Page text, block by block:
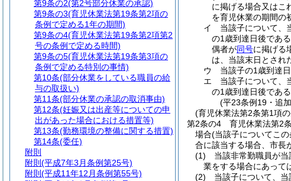
に掲げる場合又はこ
を育児休業の期間の
イ
当該子について、
の1歳到達日後であ
偶者が同号に掲げる
は、当該末日とされ
ウ
当該子の1歳到達
エ
当該子について、
の1歳到達日後であ
(平23条例19・追
(育児休業法第2条第1項
第2条の4
育児休業法第2
場合(当該子についてこ
合に該当する場合、市長
(1)
当該非常勤職員が
業をする場合にあって
(2)
当該子について、
第9条の2(第2号部分休業の承認)
第9条の3(育児休業法第19条第2項の
条例で定める1年の期間)
第9条の4(育児休業法第19条第2項第2
号の条例で定める時間)
第9条の5(育児休業法第19条第3項の
条例で定める特別の事情)
第10条(部分休業をしている職員の給
与の取扱い)
第11条(部分休業の承認の取消事由)
第12条(妊娠又は出産等についての申
出があった場合における措置等)
第13条(勤務環境の整備に関する措置)
第14条(委任)
附則
附則 (平成7年3月条例第25号)
附則 (平成11年12月条例第55号)